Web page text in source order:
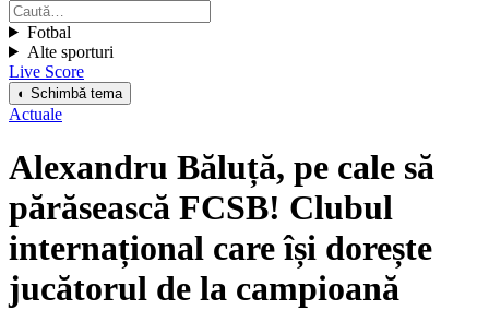
Fotbal
Alte sporturi
Live Score
◐ Schimbă tema
Actuale
Alexandru Băluță, pe cale să
părăsească FCSB! Clubul
internațional care își dorește
jucătorul de la campioană